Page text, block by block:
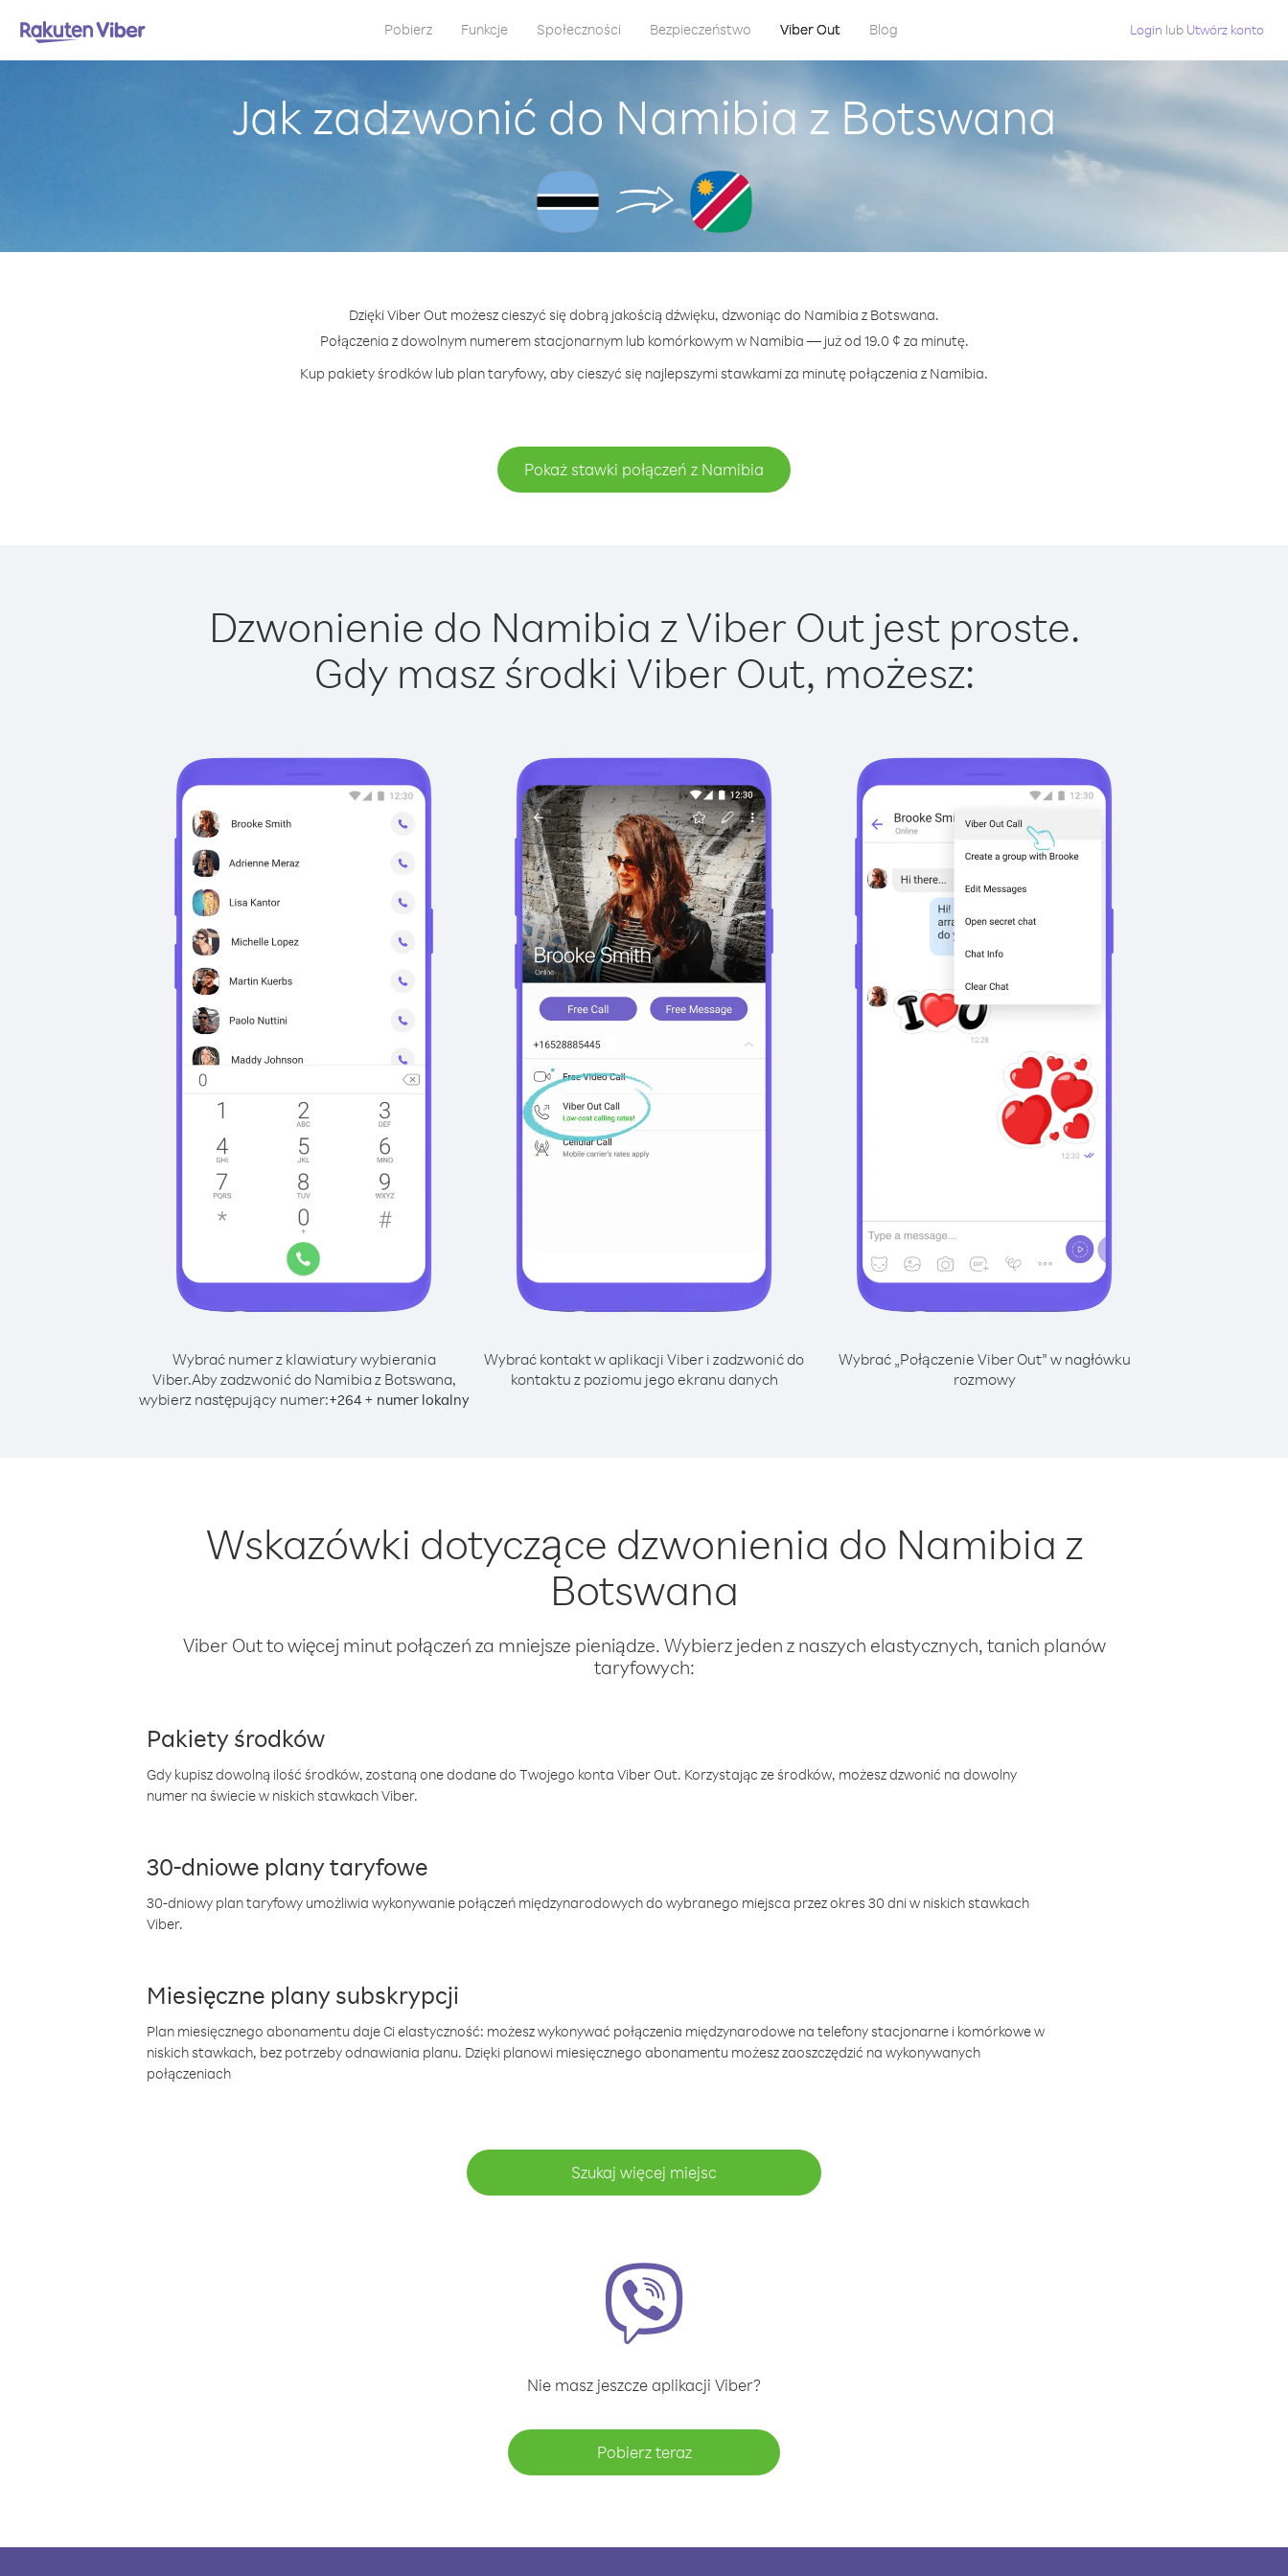
Pobierz Funkcje Społeczności Bezpieczeństwo Viber Out Blog Login lub Utwórz konto
Jak zadzwonić do Namibia z Botswana
Dzięki Viber Out możesz cieszyć się dobrą jakością dźwięku, dzwoniąc do Namibia z Botswana.
Połączenia z dowolnym numerem stacjonarnym lub komórkowym w Namibia — już od 19.0 ¢ za minutę.
Kup pakiety środków lub plan taryfowy, aby cieszyć się najlepszymi stawkami za minutę połączenia z Namibia.
Pokaż stawki połączeń z Namibia
Dzwonienie do Namibia z Viber Out jest proste.
Gdy masz środki Viber Out, możesz:
Wybrać numer z klawiatury wybierania
Viber.Aby zadzwonić do Namibia z Botswana,
wybierz następujący numer:+264+ numer lokalny
Wybrać kontakt w aplikacji Viber i zadzwonić do
kontaktu z poziomu jego ekranu danych
Wybrać „Połączenie Viber Out” w nagłówku
rozmowy
Wskazówki dotyczące dzwonienia do Namibia z
Botswana
Viber Out to więcej minut połączeń za mniejsze pieniądze. Wybierz jeden z naszych elastycznych, tanich planów
taryfowych:
Pakiety środków
Gdy kupisz dowolną ilość środków, zostaną one dodane do Twojego konta Viber Out. Korzystając ze środków, możesz dzwonić na dowolny
numer na świecie w niskich stawkach Viber.
30-dniowe plany taryfowe
30-dniowy plan taryfowy umożliwia wykonywanie połączeń międzynarodowych do wybranego miejsca przez okres 30 dni w niskich stawkach
Viber.
Miesięczne plany subskrypcji
Plan miesięcznego abonamentu daje Ci elastyczność: możesz wykonywać połączenia międzynarodowe na telefony stacjonarne i komórkowe w
niskich stawkach, bez potrzeby odnawiania planu. Dzięki planowi miesięcznego abonamentu możesz zaoszczędzić na wykonywanych
połączeniach
Szukaj więcej miejsc
Nie masz jeszcze aplikacji Viber?
Pobierz teraz